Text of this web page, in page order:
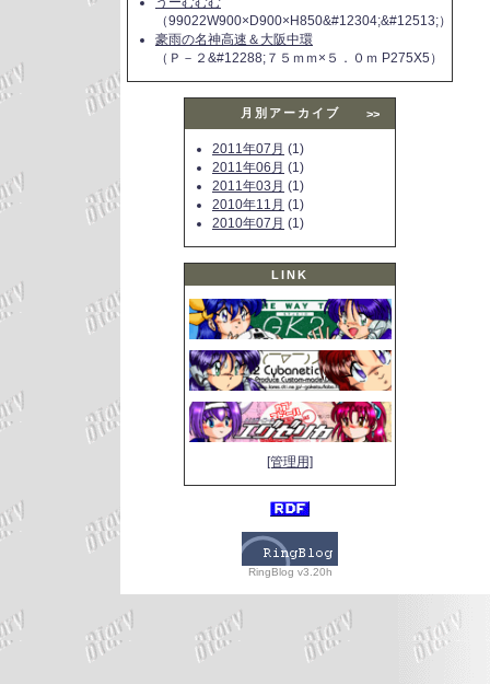
（99022W900×D900×H850&#12304;&#12513;）
豪雨の名神高速＆大阪中環
（Ｐ－２&#12288;７５ｍｍ×５．０ｍ P275X5）
月別アーカイブ >>
2011年07月 (1)
2011年06月 (1)
2011年03月 (1)
2010年11月 (1)
2010年07月 (1)
LINK
[管理用]
RingBlog v3.20h